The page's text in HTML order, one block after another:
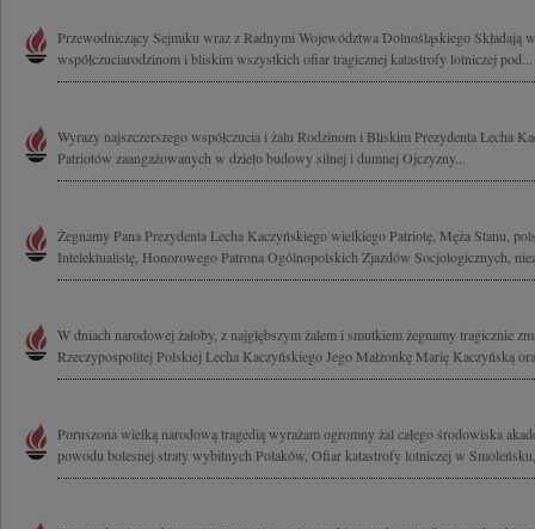
Przewodniczący Sejmiku wraz z Radnymi Województwa Dolnośląskiego Składają
współczuciarodzinom i bliskim wszystkich ofiar tragicznej katastrofy lotniczej pod...
Wyrazy najszczerszego współczucia i żalu Rodzinom i Bliskim Prezydenta Lecha
Patriotów zaangażowanych w dzieło budowy silnej i dumnej Ojczyzny...
Żegnamy Pana Prezydenta Lecha Kaczyńskiego wielkiego Patriotę, Męża Stanu,
Intelektualistę, Honorowego Patrona Ogólnopolskich Zjazdów Socjologicznych,
W dniach narodowej żałoby, z najgłębszym żalem i smutkiem żegnamy tragicznie
Rzeczypospolitej Polskiej Lecha Kaczyńskiego Jego Małżonkę Marię Kaczyńską
Poruszona wielką narodową tragedią wyrażam ogromny żal całego środowiska
powodu bolesnej straty wybitnych Polaków, Ofiar katastrofy lotniczej w